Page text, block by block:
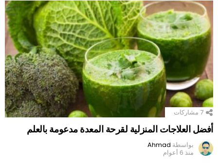
7 مشاركات
أفضل العلاجات المنزلية لقرحة المعدة مدعومة بالعلم
بواسطة Ahmad
منذ 6 أعوام